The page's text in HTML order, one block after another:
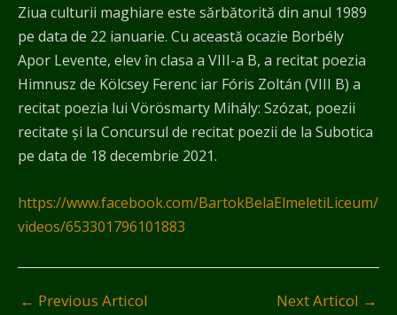
Ziua culturii maghiare este sărbătorită din anul 1989
pe data de 22 ianuarie. Cu această ocazie Borbély
Apor Levente, elev în clasa a VIII-a B, a recitat poezia
Himnusz de Kölcsey Ferenc iar Fóris Zoltán (VIII B) a
recitat poezia lui Vörösmarty Mihály: Szózat, poezii
recitate şi la Concursul de recitat poezii de la Subotica
pe data de 18 decembrie 2021.
https://www.facebook.com/BartokBelaElmeletiLiceum/
videos/653301796101883
← Previous Articol Next Articol →